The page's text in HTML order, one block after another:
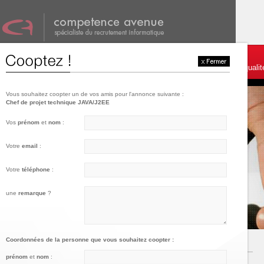
001
Témoignages et services
003
Charte de
Vous souhaitez coopter un de vos amis pour l'annonce suivante :
Chef de projet technique JAVA/J2EE
Vos prénom et nom :
Votre email :
Votre téléphone :
une remarque ?
Coordonnées de la personne que vous souhaitez coopter :
prénom et nom :